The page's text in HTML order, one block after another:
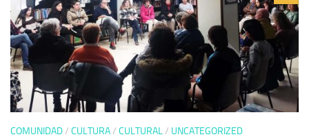
COMUNIDAD/ CULTURA/ CULTURAL/ UNCATEGORIZED